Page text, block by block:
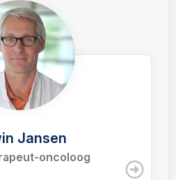
Jansen
oncoloog